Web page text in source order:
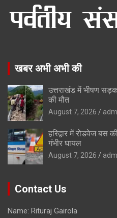
खबर अभी अभी की
उत्तराखंड में भीषण सड़क
की मौत
August 7, 2026
हरिद्वार में रोडवेज बस
गंभीर घायल
August 7, 2026
Contact Us
Name: Rituraj Gairola